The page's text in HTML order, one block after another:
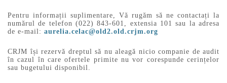
Pentru informații suplimentare, Vă rugăm să ne contactați la
numărul de telefon (022) 843-601, extensia 101 sau la adresa
de e-mail: aurelia.celac@old2.old.crjm.org
CRJM își rezervă dreptul să nu aleagă nicio companie de audit
în cazul în care ofertele primite nu vor corespunde cerințelor
sau bugetului disponibil.